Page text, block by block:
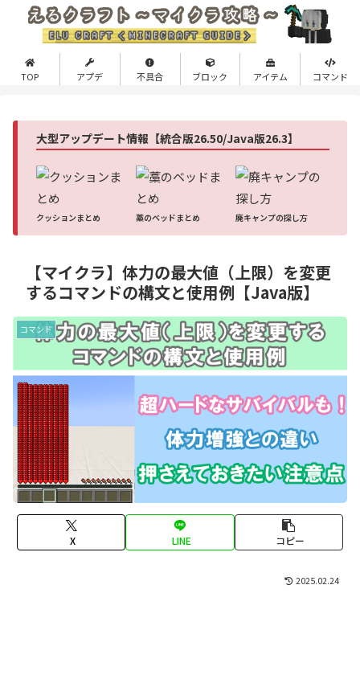
TOP アプデ 不具合 ブロック アイテム コマンド
大型アップデート情報【統合版26.50/Java版26.3】
クッションまとめ 藁のベッドまとめ 廃キャンプの探し方
【マイクラ】体力の最大値（上限）を変更
するコマンドの構文と使用例【Java版】
コマンド
X LINE コピー
2025.02.24